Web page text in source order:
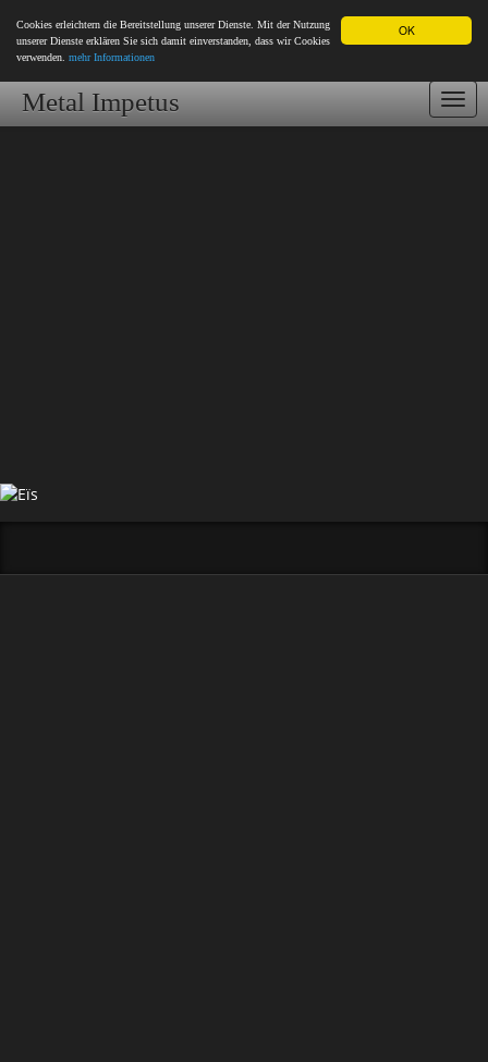
OK
Cookies erleichtern die Bereitstellung unserer Dienste. Mit der Nutzung
unserer Dienste erklären Sie sich damit einverstanden, dass wir Cookies
verwenden. mehr Informationen
Metal Impetus